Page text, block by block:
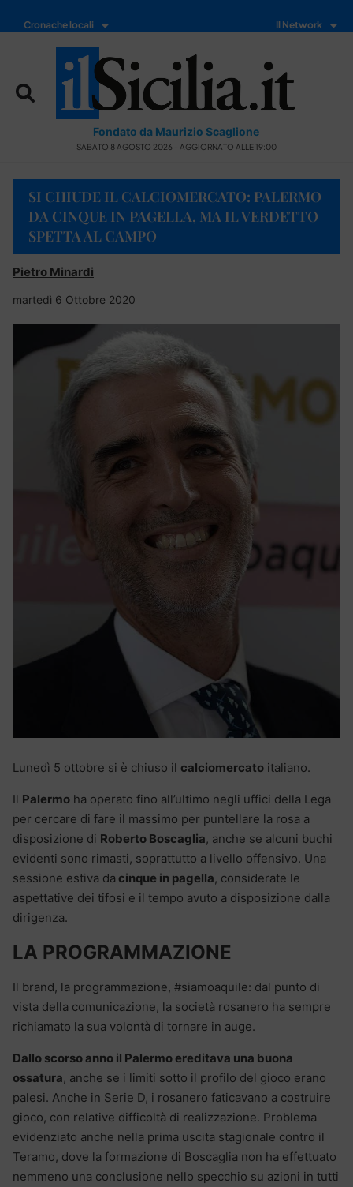
Cronache locali Il Network
Fondato da Maurizio Scaglione
SABATO 8 AGOSTO 2026 - AGGIORNATO ALLE 19:00
SI CHIUDE IL CALCIOMERCATO: PALERMO
DA CINQUE IN PAGELLA, MA IL VERDETTO
SPETTA AL CAMPO
Pietro Minardi
martedì 6 Ottobre 2020
Lunedì 5 ottobre si è chiuso il calciomercato italiano.
Il Palermo ha operato fino all’ultimo negli uffici della Lega
per cercare di fare il massimo per puntellare la rosa a
disposizione di Roberto Boscaglia, anche se alcuni buchi
evidenti sono rimasti, soprattutto a livello offensivo. Una
sessione estiva da cinque in pagella, considerate le
aspettative dei tifosi e il tempo avuto a disposizione dalla
dirigenza.
LA PROGRAMMAZIONE
Il brand, la programmazione, #siamoaquile: dal punto di
vista della comunicazione, la società rosanero ha sempre
richiamato la sua volontà di tornare in auge.
Dallo scorso anno il Palermo ereditava una buona
ossatura, anche se i limiti sotto il profilo del gioco erano
palesi. Anche in Serie D, i rosanero faticavano a costruire
gioco, con relative difficoltà di realizzazione. Problema
evidenziato anche nella prima uscita stagionale contro il
Teramo, dove la formazione di Boscaglia non ha effettuato
nemmeno una conclusione nello specchio su azioni in tutti